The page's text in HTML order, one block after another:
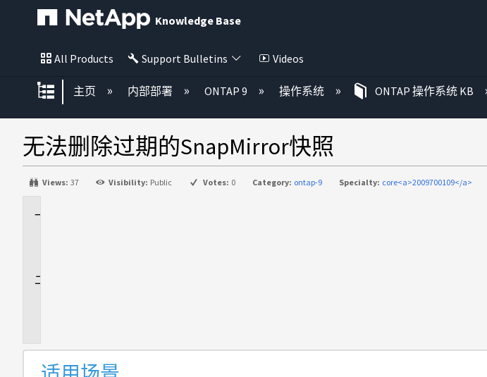
Knowledge Base
All Products Support Bulletins Videos
扩展/隐缩全局层次
主页 内部部署 ONTAP 9 操作系统 ONTAP 操作系统 KB
无法删除过期的SnapMirror快照
Views: 37 Visibility: Public Votes: 0 Category: ontap-9 Specialty: core<a>2009700109</a>